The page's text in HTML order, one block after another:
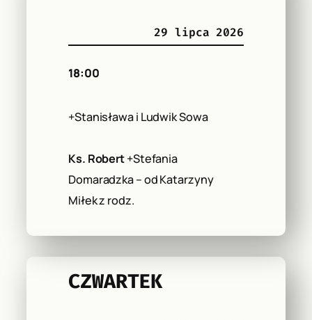
29 lipca 2026
18:00
+Stanisława i Ludwik Sowa
Ks. Robert+Stefania
Domaradzka – od Katarzyny
Miłek z rodz.
CZWARTEK